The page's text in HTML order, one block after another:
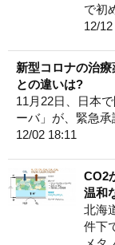
で初
12/
新型コロナの治
との違いは?
11月22日、日本
ーバ」が、緊急承
12/02 18:11
CO2
温和
北海
件下